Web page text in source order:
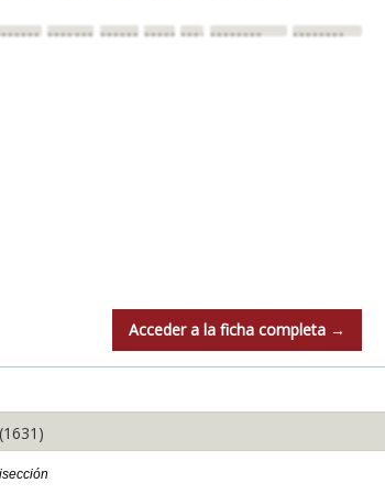
••••••••••••••••••••••••••••••••••••••••
••••••••
Acceder a la ficha completa →